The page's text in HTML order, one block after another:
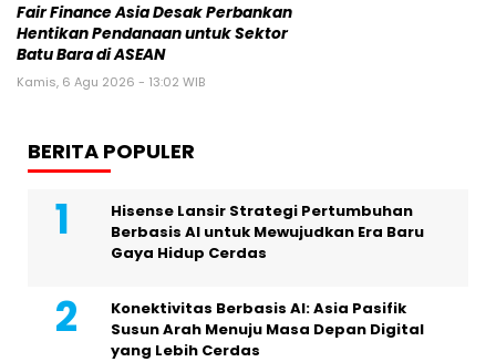
Fair Finance Asia Desak Perbankan
Hentikan Pendanaan untuk Sektor
Batu Bara di ASEAN
Kamis, 6 Agu 2026 - 13:02 WIB
BERITA POPULER
Hisense Lansir Strategi Pertumbuhan
Berbasis AI untuk Mewujudkan Era Baru
Gaya Hidup Cerdas
Konektivitas Berbasis AI: Asia Pasifik
Susun Arah Menuju Masa Depan Digital
yang Lebih Cerdas